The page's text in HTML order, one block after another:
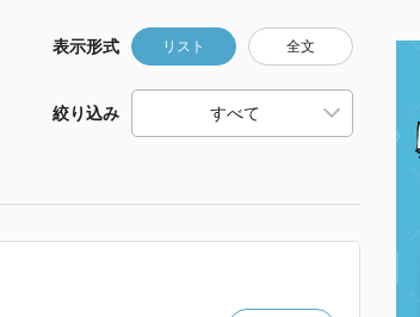
表示形式 リスト 全文
絞り込み